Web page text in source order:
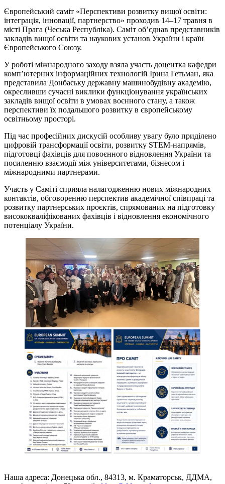
Європейський саміт «Перспективи розвитку вищої освіти:
інтеграція, інновації, партнерство» проходив 14–17 травня в
місті Прага (Чеська Республіка). Саміт об’єднав представників
закладів вищої освіти та наукових установ України і країн
Європейського Союзу.
У роботі міжнародного заходу взяла участь доцентка кафедри
комп’ютерних інформаційних технологій Ірина Гетьман, яка
представила Донбаську державну машинобудівну академію,
окресливши сучасні виклики функціонування українських
закладів вищої освіти в умовах воєнного стану, а також
перспективи їх подальшого розвитку в європейському
освітньому просторі.
Під час професійних дискусій особливу увагу було приділено
цифровій трансформації освіти, розвитку STEM-напрямів,
підготовці фахівців для повоєнного відновлення України та
посиленню взаємодії між університетами, бізнесом і
міжнародними партнерами.
Участь у Саміті сприяла налагодженню нових міжнародних
контактів, обговоренню перспектив академічної співпраці та
розвитку партнерських проєктів, спрямованих на підготовку
висококваліфікованих фахівців і відновлення економічного
потенціалу України.
Наша адреса: Донецька обл., 84313, м. Краматорськ, ДДМА,